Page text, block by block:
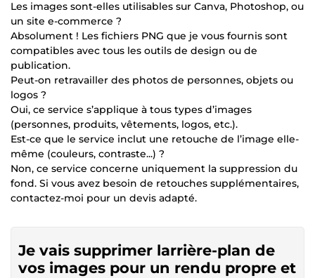
Les images sont-elles utilisables sur Canva, Photoshop, ou
un site e-commerce ?
Absolument ! Les fichiers PNG que je vous fournis sont
compatibles avec tous les outils de design ou de
publication.
Peut-on retravailler des photos de personnes, objets ou
logos ?
Oui, ce service s’applique à tous types d’images
(personnes, produits, vêtements, logos, etc.).
Est-ce que le service inclut une retouche de l’image elle-
même (couleurs, contraste...) ?
Non, ce service concerne uniquement la suppression du
fond. Si vous avez besoin de retouches supplémentaires,
contactez-moi pour un devis adapté.
Je vais supprimer larrière-plan de
vos images pour un rendu propre et